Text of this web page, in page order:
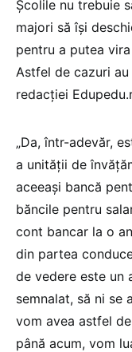
Școlile nu trebuie
majori să își
pentru a putea
Astfel de cazuri
redacției
„Da, într-adevăr,
a unității de
aceeași bancă
băncile pentru
cont bancar la o
din partea
de vedere este un
semnalat, să ni se
vom avea astfel
până acum, vom